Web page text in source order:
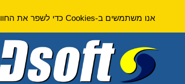
אנו משתמשים ב-Cookies כדי לשפר את החוויה שלכם באתר. על ידי גלישה באתר זה אתם מסכימים ל